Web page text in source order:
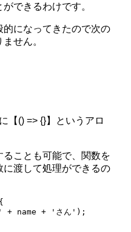
できるわけです。
になってきたので次の
せん。
【() => {}】というアロ
ることも可能で、関数を
渡して処理ができるの
+ name + 'さん');